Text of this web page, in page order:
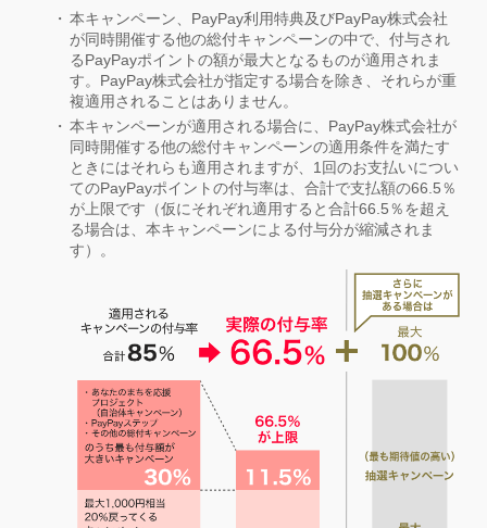
本キャンペーン、PayPay利用特典及びPayPay株式会社
が同時開催する他の総付キャンペーンの中で、付与され
るPayPayポイントの額が最大となるものが適用されま
す。PayPay株式会社が指定する場合を除き、それらが重
複適用されることはありません。
本キャンペーンが適用される場合に、PayPay株式会社が
同時開催する他の総付キャンペーンの適用条件を満たす
ときにはそれらも適用されますが、1回のお支払いについ
てのPayPayポイントの付与率は、合計で支払額の66.5％
が上限です（仮にそれぞれ適用すると合計66.5％を超え
る場合は、本キャンペーンによる付与分が縮減されま
す）。